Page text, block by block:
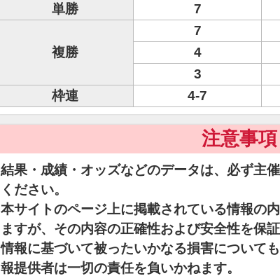
単勝 7
複勝
7
4
3
枠連
4-7
注意事項
結果・成績・オッズなどのデータは、必ず主
ください。
本サイトのページ上に掲載されている情報の
ますが、その内容の正確性および安全性を保
情報に基づいて被ったいかなる損害について
報提供者は一切の責任を負いかねます。